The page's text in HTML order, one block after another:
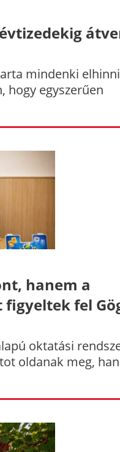
mindenki
hogy egyszerűen
hanem a
figyeltek fel
oktatási
oldanak meg,